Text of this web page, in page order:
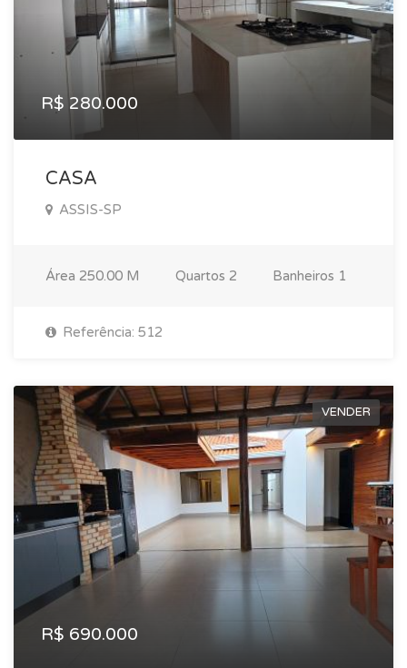
R$ 280.000
CASA
ASSIS-SP
Área 250.00 M Quartos 2 Banheiros 1
Referência: 512
VENDER
R$ 690.000